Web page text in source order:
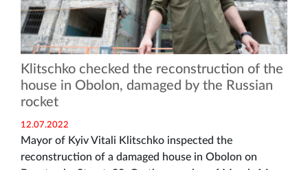
Klitschko checked the reconstruction of the
house in Obolon, damaged by the Russian
rocket
12.07.2022
Mayor of Kyiv Vitali Klitschko inspected the
reconstruction of a damaged house in Obolon on